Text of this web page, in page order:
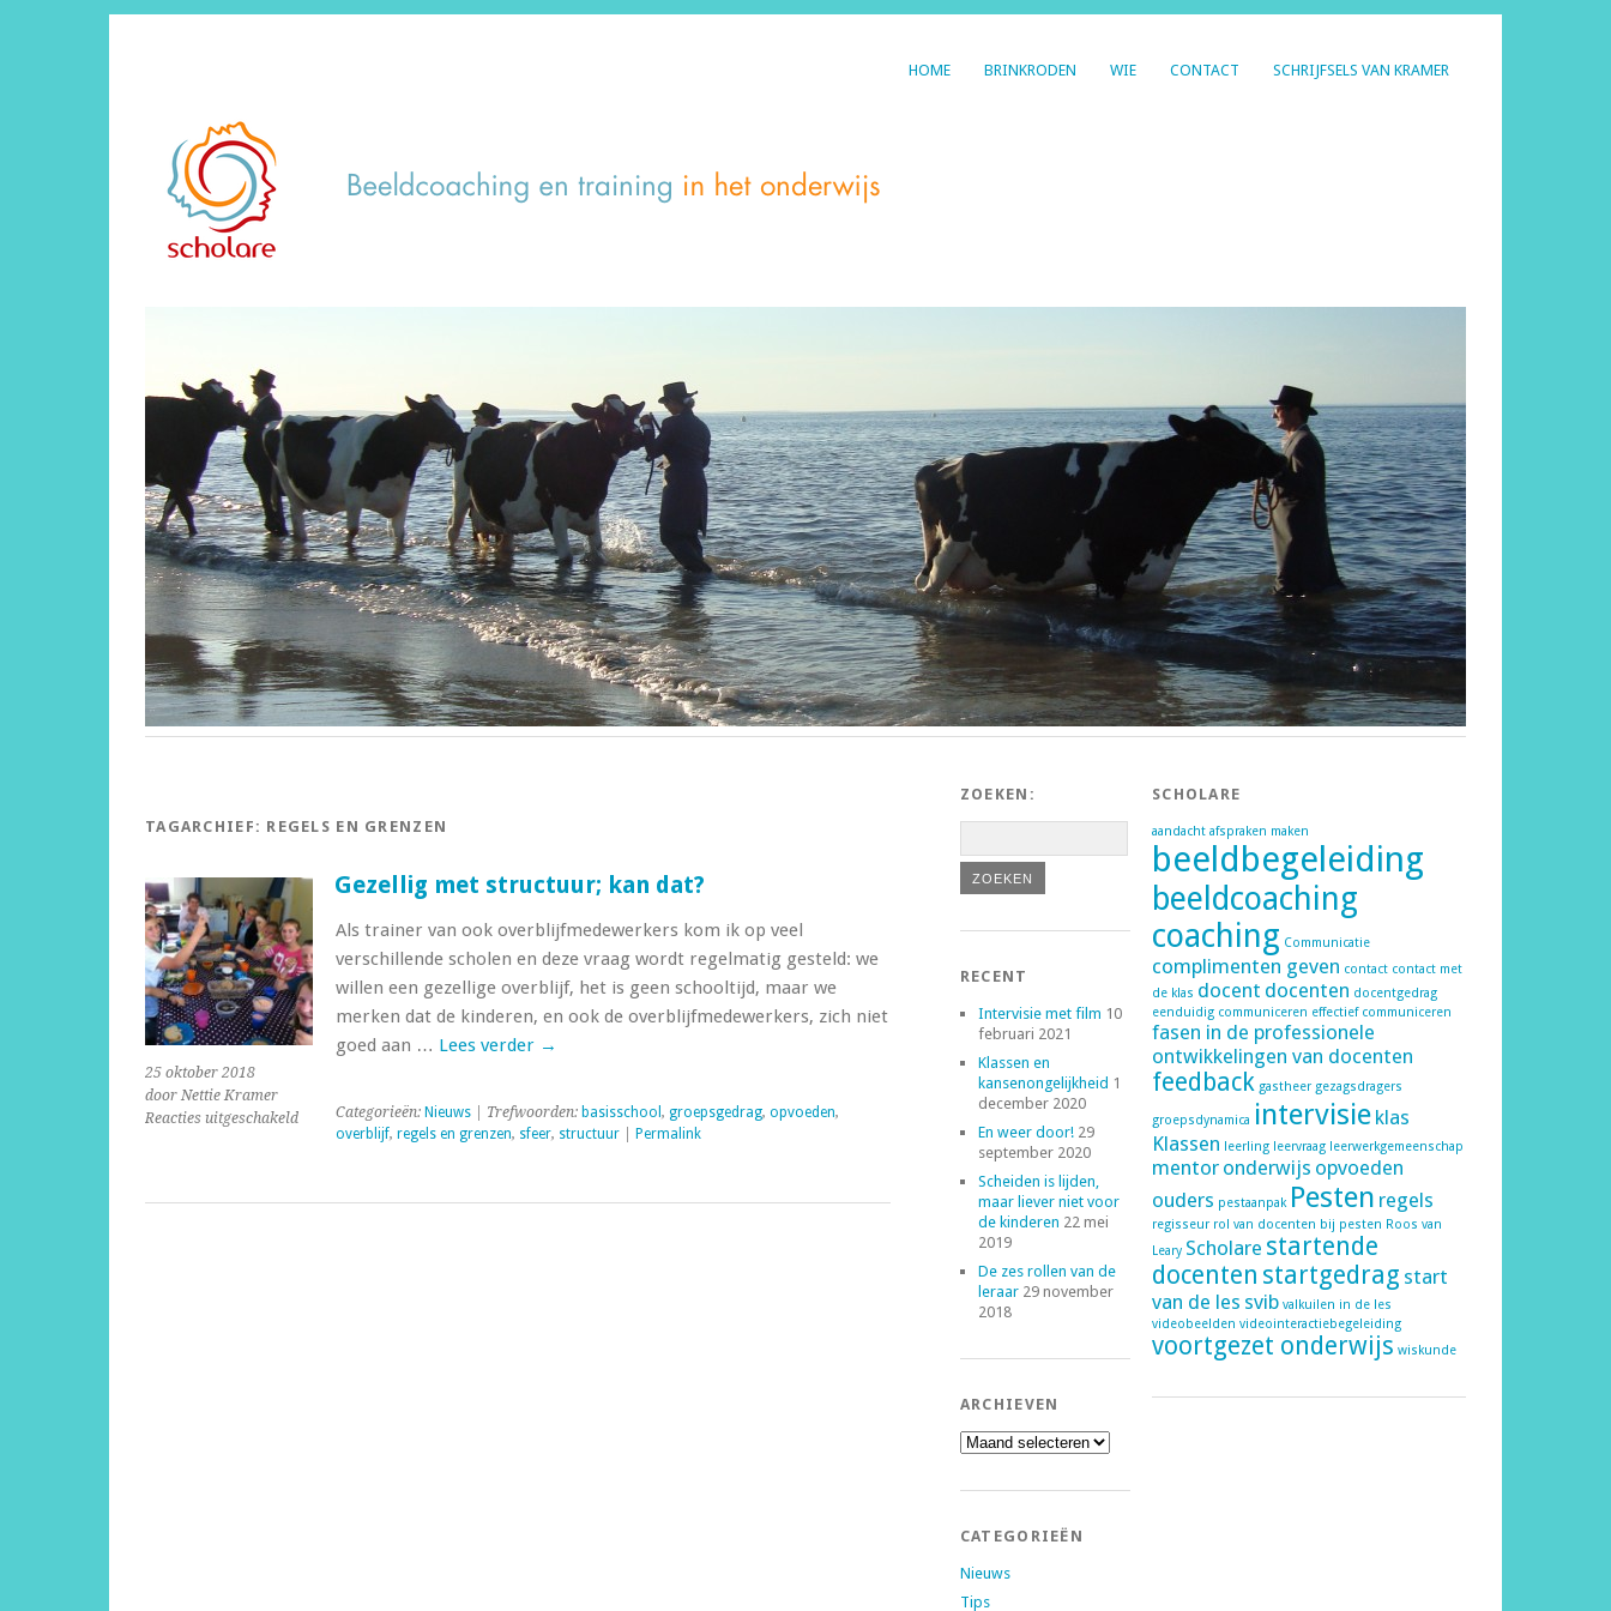
HOME BRINKRODEN WIE CONTACT SCHRIJFSELS VAN KRAMER
TAGARCHIEF: REGELS EN GRENZEN
25 oktober 2018
door Nettie Kramer
Reacties uitgeschakeldvoor
Gezellig
kan
Gezellig met structuur; kan dat?
Als trainer van ook overblijfmedewerkers kom ik op veel
verschillende scholen en deze vraag wordt regelmatig gesteld: we
willen een gezellige overblijf, het is geen schooltijd, maar we
merken dat de kinderen, en ook de overblijfmedewerkers, zich niet
goed aan … Lees verder →
Categorieën: Nieuws| Trefwoorden: basisschool , groepsgedrag, opvoeden,
overblijf, regels en grenzen, sfeer, structuur| Permalink
ZOEKEN:
RECENT
Intervisie met film 10
februari 2021
Klassen en
kansenongelijkheid 1
december 2020
En weer door! 29
september 2020
Scheiden is lijden,
maar liever niet voor
de kinderen 22 mei
2019
De zes rollen van de
leraar 29 november
2018
ARCHIEVEN
Archieven
CATEGORIEËN
Nieuws
Tips
SCHOLARE
aandacht afspraken maken
beeldbegeleiding
beeldcoaching
coaching Communicatie
complimenten geven contact contact met
de klas docent docenten docentgedrag
eenduidig communiceren effectief communiceren
fasen in de professionele
ontwikkelingen van docenten
feedback gastheer gezagsdragers
groepsdynamica intervisie klas
Klassen leerling leervraag leerwerkgemeenschap
mentor onderwijs opvoeden
ouders pestaanpak Pesten regels
regisseur rol van docenten bij pesten Roos van
Leary Scholare startende
docenten startgedrag start
van de les svib valkuilen in de les
videobeelden videointeractiebegeleiding
voortgezet onderwijs wiskunde